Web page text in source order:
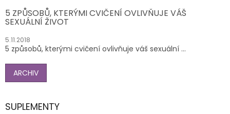
5 ZPŮSOBŮ, KTERÝMI CVIČENÍ OVLIVŇUJE VÁŠ
SEXUÁLNÍ ŽIVOT
5.11.2018
5 způsobů, kterými cvičení ovlivňuje váš sexuální ...
ARCHIV
SUPLEMENTY